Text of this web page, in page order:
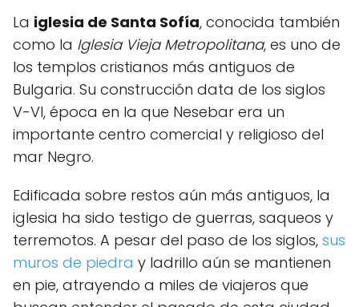
La iglesia de Santa Sofía, conocida también
como la Iglesia Vieja Metropolitana, es uno de
los templos cristianos más antiguos de
Bulgaria. Su construcción data de los siglos
V-VI, época en la que Nesebar era un
importante centro comercial y religioso del
mar Negro.
Edificada sobre restos aún más antiguos, la
iglesia ha sido testigo de guerras, saqueos y
terremotos. A pesar del paso de los siglos, sus
muros de piedra y ladrillo aún se mantienen
en pie, atrayendo a miles de viajeros que